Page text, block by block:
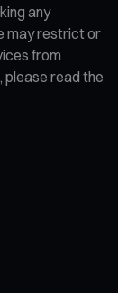
any
may restrict or
from
read the